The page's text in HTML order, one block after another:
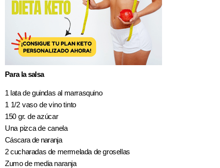
Para la salsa
1 lata de guindas al marrasquino
1 1/2 vaso de vino tinto
150 gr. de azúcar
Una pizca de canela
Cáscara de naranja
2 cucharadas de mermelada de grosellas
Zumo de media naranja